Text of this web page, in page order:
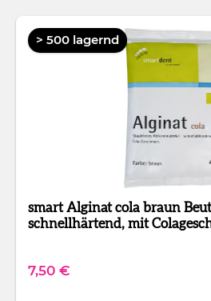
> 500 lagernd
smart Alginat cola braun Beutel 450 g
schnellhärtend, mit
Regulärer Preis:
7,50 €